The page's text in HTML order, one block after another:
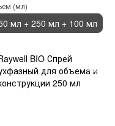
(мл)
мл + 250 мл + 100 мл